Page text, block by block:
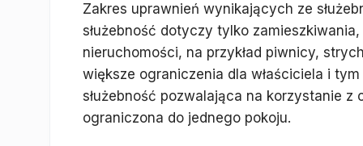
Zakres uprawnień wynikających ze
służebność dotyczy tylko
nieruchomości, na przykład piwnicy,
większe ograniczenia dla właściciela i
służebność pozwalająca na korzystanie z
ograniczona do jednego pokoju.